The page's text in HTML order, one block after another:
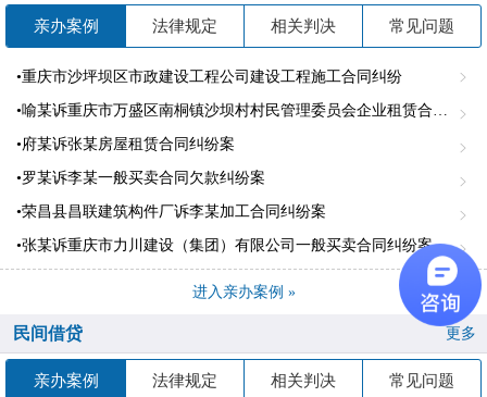
亲办案例 法律规定 相关判决 常见问题
•重庆市沙坪坝区市政建设工程公司建设工程施工合同纠纷
•喻某诉重庆市万盛区南桐镇沙坝村村民管理委员会企业租赁合同纠纷案
•府某诉张某房屋租赁合同纠纷案
•罗某诉李某一般买卖合同欠款纠纷案
•荣昌县昌联建筑构件厂诉李某加工合同纠纷案
•张某诉重庆市力川建设（集团）有限公司一般买卖合同纠纷案
进入亲办案例 »
民间借贷 更多
亲办案例 法律规定 相关判决 常见问题